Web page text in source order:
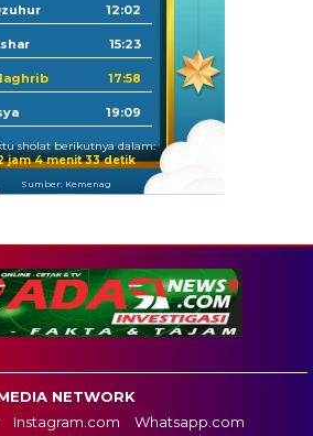
12:02
15:23
17:58
19:09
sholat berikutnya dalam:
jam 4 menit 32 detik
Sumber: Kemenag
NETWORK
Instagram.com Whatsapp.com